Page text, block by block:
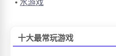
水游戏
十大最常玩游戏